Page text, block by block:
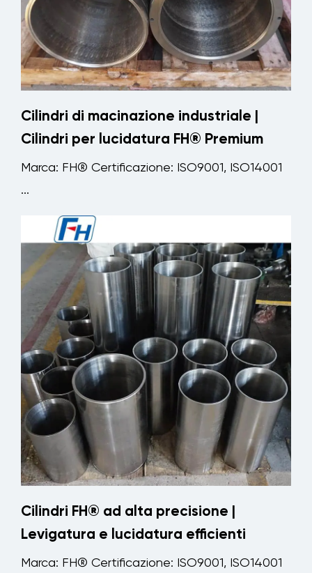
Cilindri di macinazione industriale |
Cilindri per lucidatura FH® Premium
Marca: FH® Certificazione: ISO9001, ISO14001
...
Cilindri FH® ad alta precisione |
Levigatura e lucidatura efficienti
Marca: FH® Certificazione: ISO9001, ISO14001